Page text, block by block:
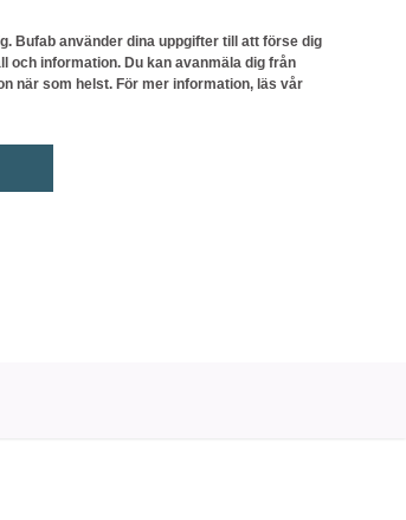
Bufab använder dina uppgifter till att förse dig
och information. Du kan avanmäla dig från
när som helst. För mer information, läs vår